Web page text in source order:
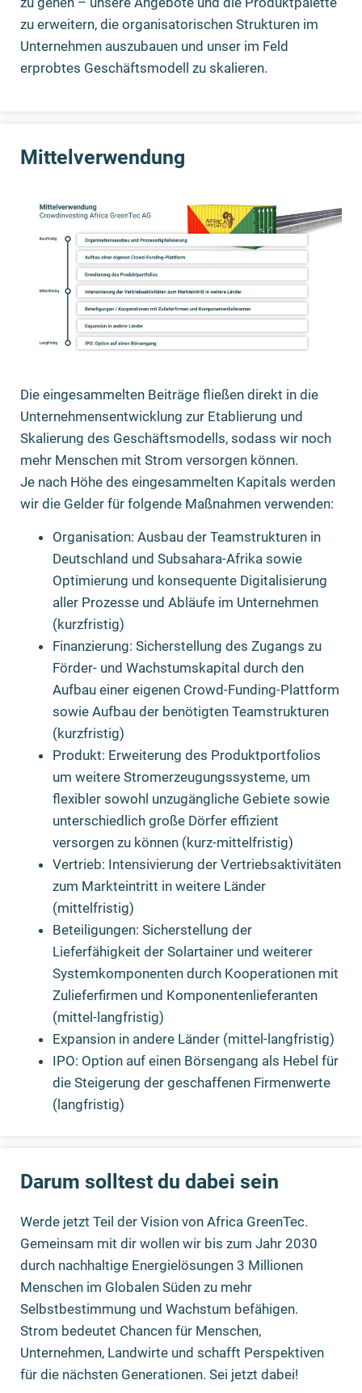
zu erweitern, die organisatorischen Strukturen im
Unternehmen auszubauen und unser im Feld
erprobtes Geschäftsmodell zu skalieren.
Mittelverwendung
Die eingesammelten Beiträge fließen direkt in die
Unternehmensentwicklung zur Etablierung und
Skalierung des Geschäftsmodells, sodass wir noch
mehr Menschen mit Strom versorgen können.
Je nach Höhe des eingesammelten Kapitals werden
wir die Gelder für folgende Maßnahmen verwenden:
Organisation: Ausbau der Teamstrukturen in
Deutschland und Subsahara-Afrika sowie
Optimierung und konsequente Digitalisierung
aller Prozesse und Abläufe im Unternehmen
(kurzfristig)
Finanzierung: Sicherstellung des Zugangs zu
Förder- und Wachstumskapital durch den
Aufbau einer eigenen Crowd-Funding-Plattform
sowie Aufbau der benötigten Teamstrukturen
(kurzfristig)
Produkt: Erweiterung des Produktportfolios
um weitere Stromerzeugungssysteme, um
flexibler sowohl unzugängliche Gebiete sowie
unterschiedlich große Dörfer effizient
versorgen zu können (kurz-mittelfristig)
Vertrieb: Intensivierung der Vertriebsaktivitäten
zum Markteintritt in weitere Länder
(mittelfristig)
Beteiligungen: Sicherstellung der
Lieferfähigkeit der Solartainer und weiterer
Systemkomponenten durch Kooperationen mit
Zulieferfirmen und Komponentenlieferanten
(mittel-langfristig)
Expansion in andere Länder (mittel-langfristig)
IPO: Option auf einen Börsengang als Hebel für
die Steigerung der geschaffenen Firmenwerte
(langfristig)
Darum solltest du dabei sein
Werde jetzt Teil der Vision von Africa GreenTec.
Gemeinsam mit dir wollen wir bis zum Jahr 2030
durch nachhaltige Energielösungen 3 Millionen
Menschen im Globalen Süden zu mehr
Selbstbestimmung und Wachstum befähigen.
Strom bedeutet Chancen für Menschen,
Unternehmen, Landwirte und schafft Perspektiven
für die nächsten Generationen. Sei jetzt dabei!